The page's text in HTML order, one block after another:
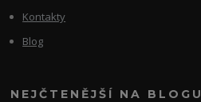
Kontakty
Blog
NEJČTENĚJŠÍ NA BLOGU